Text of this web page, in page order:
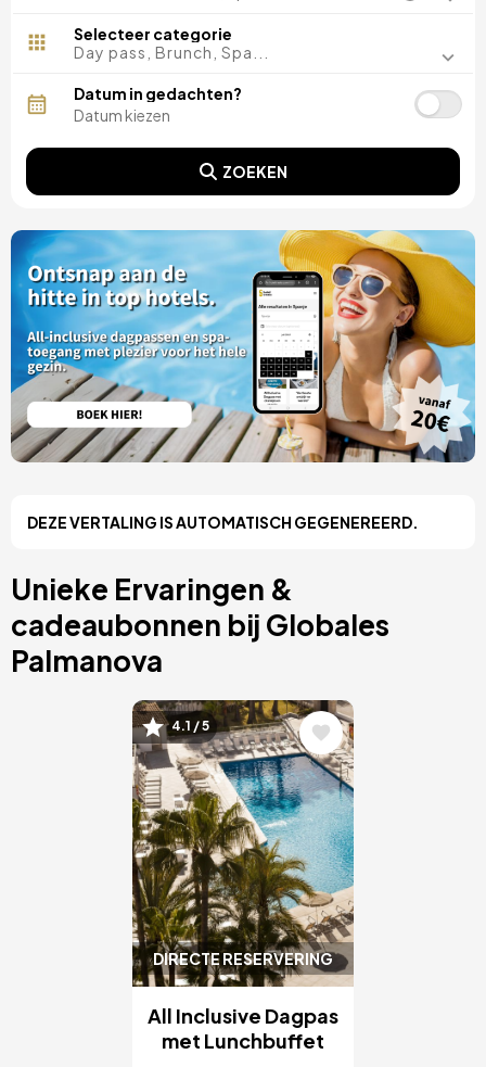
Costa del Sol, Spanje
Ibiza, Spanje
Tenerife, Spanje
Cádiz, Spanje
Pontevedra, Spanje
Parijs, Frankrijk
Lissabon, Portugal
Girona, Spanje
Gran Canaria, Spanje
Rome, Italië
Valencia, Spanje
Granada, Spanje
Porto, Portugal
Punta Cana, Dominicaanse Republiek
Caceres, Spanje
Asturië, Spanje
Riviera Maya, Mexico
Costa Blanca, Spanje
Amsterdam, Nederland
Vila Nova de Gaia, Portugal
Selecteer categorie
Day pass, Brunch, Spa...
Datum in gedachten?
ZOEKEN
DEZE VERTALING IS AUTOMATISCH GEGENEREERD.
Unieke Ervaringen &
cadeaubonnen bij Globales
Palmanova
DIRECTE RESERVERING
Afbeelding
4.1 / 5
All Inclusive Dagpas
met Lunchbuffet